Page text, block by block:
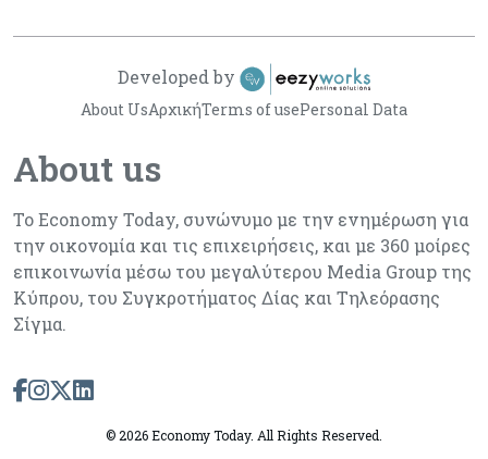
About us
Το Economy Today, συνώνυμο με την ενημέρωση για
την οικονομία και τις επιχειρήσεις, και με 360 μοίρες
επικοινωνία μέσω του μεγαλύτερου Media Group της
Κύπρου, του Συγκροτήματος Δίας και Τηλεόρασης
Σίγμα.
About UsΑρχικήTerms of usePersonal Data
Developed by
©2026 Economy Today. All Rights Reserved.